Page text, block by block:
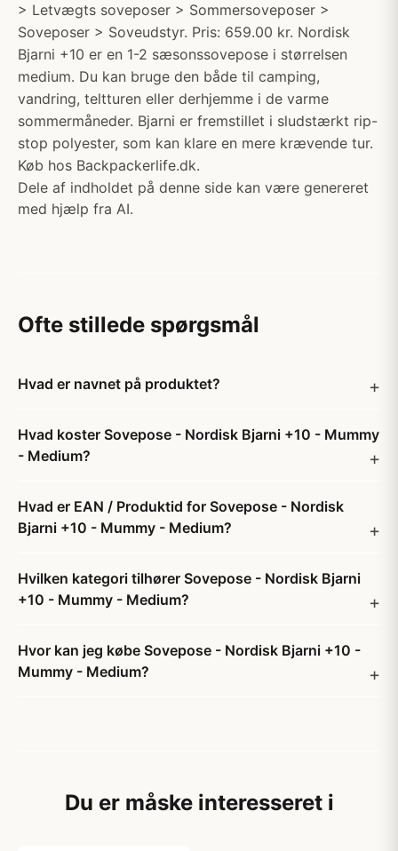
> Letvægts soveposer > Sommersoveposer >
Soveposer > Soveudstyr. Pris: 659.00 kr. Nordisk
Bjarni +10 er en 1-2 sæsonssovepose i størrelsen
medium. Du kan bruge den både til camping,
vandring, teltturen eller derhjemme i de varme
sommermåneder. Bjarni er fremstillet i sludstærkt rip-
stop polyester, som kan klare en mere krævende tur.
Køb hos Backpackerlife.dk.
Dele af indholdet på denne side kan være genereret
med hjælp fra AI.
Ofte stillede spørgsmål
Hvad er navnet på produktet?
Hvad koster Sovepose - Nordisk Bjarni +10 - Mummy
- Medium?
Hvad er EAN / Produktid for Sovepose - Nordisk
Bjarni +10 - Mummy - Medium?
Hvilken kategori tilhører Sovepose - Nordisk Bjarni
+10 - Mummy - Medium?
Hvor kan jeg købe Sovepose - Nordisk Bjarni +10 -
Mummy - Medium?
Du er måske interesseret i